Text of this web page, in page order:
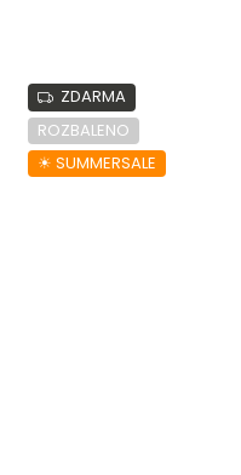
ZDARMA
ROZBALENO
☀︎ SUMMERSALE